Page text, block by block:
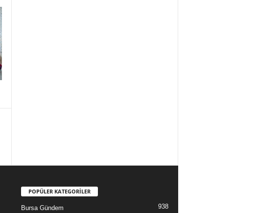
POPÜLER KATEGORİLER
Bursa Gündem 938